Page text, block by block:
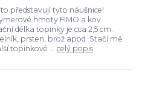
představují tyto náušnice!
hmoty FIMO a kov.
délka topinky je cca 2,5 cm.
prsten, brož apod. Stačí mě
topinkové ... celý popis